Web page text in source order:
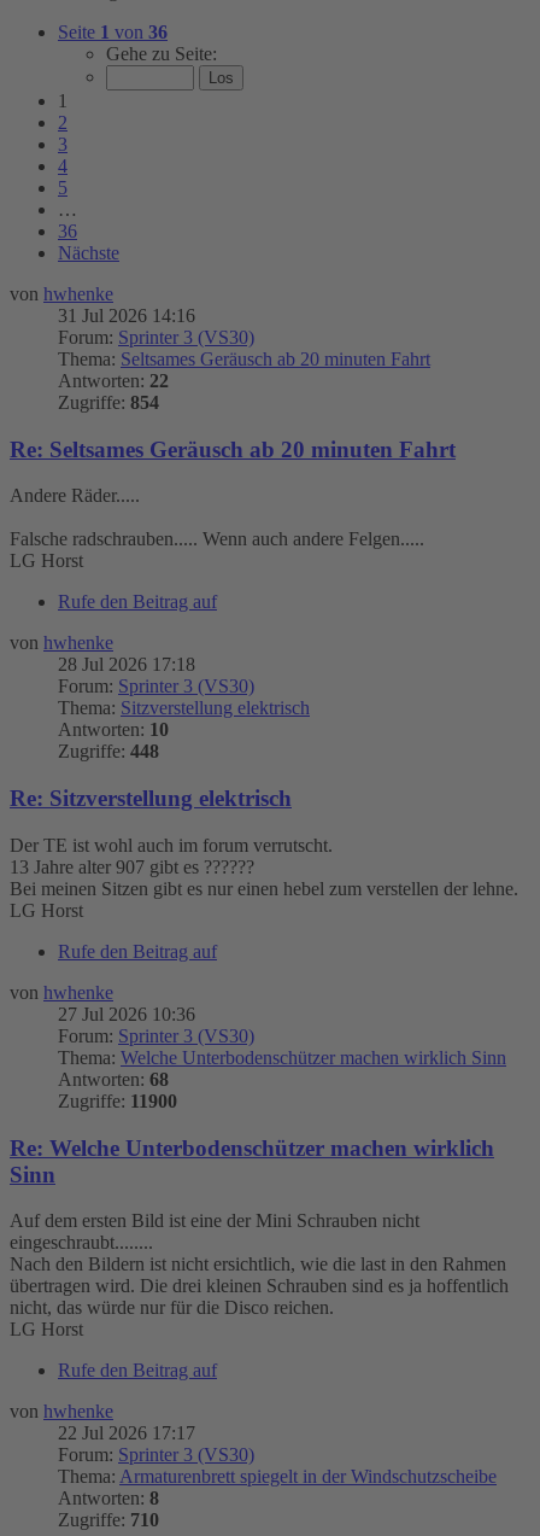
Seite 1 von 36
Gehe zu Seite:
1
2
3
4
5
…
36
Nächste
von hwhenke
31 Jul 2026 14:16
Forum: Sprinter 3 (VS30)
Thema: Seltsames Geräusch ab 20 minuten Fahrt
Antworten: 22
Zugriffe: 854
Re: Seltsames Geräusch ab 20 minuten Fahrt
Andere Räder.....
Falsche radschrauben..... Wenn auch andere Felgen.....
LG Horst
Rufe den Beitrag auf
von hwhenke
28 Jul 2026 17:18
Forum: Sprinter 3 (VS30)
Thema: Sitzverstellung elektrisch
Antworten: 10
Zugriffe: 448
Re: Sitzverstellung elektrisch
Der TE ist wohl auch im forum verrutscht.
13 Jahre alter 907 gibt es ??????
Bei meinen Sitzen gibt es nur einen hebel zum verstellen der lehne.
LG Horst
Rufe den Beitrag auf
von hwhenke
27 Jul 2026 10:36
Forum: Sprinter 3 (VS30)
Thema: Welche Unterbodenschützer machen wirklich Sinn
Antworten: 68
Zugriffe: 11900
Re: Welche Unterbodenschützer machen wirklich
Sinn
Auf dem ersten Bild ist eine der Mini Schrauben nicht
eingeschraubt........
Nach den Bildern ist nicht ersichtlich, wie die last in den Rahmen
übertragen wird. Die drei kleinen Schrauben sind es ja hoffentlich
nicht, das würde nur für die Disco reichen.
LG Horst
Rufe den Beitrag auf
von hwhenke
22 Jul 2026 17:17
Forum: Sprinter 3 (VS30)
Thema: Armaturenbrett spiegelt in der Windschutzscheibe
Antworten: 8
Zugriffe: 710